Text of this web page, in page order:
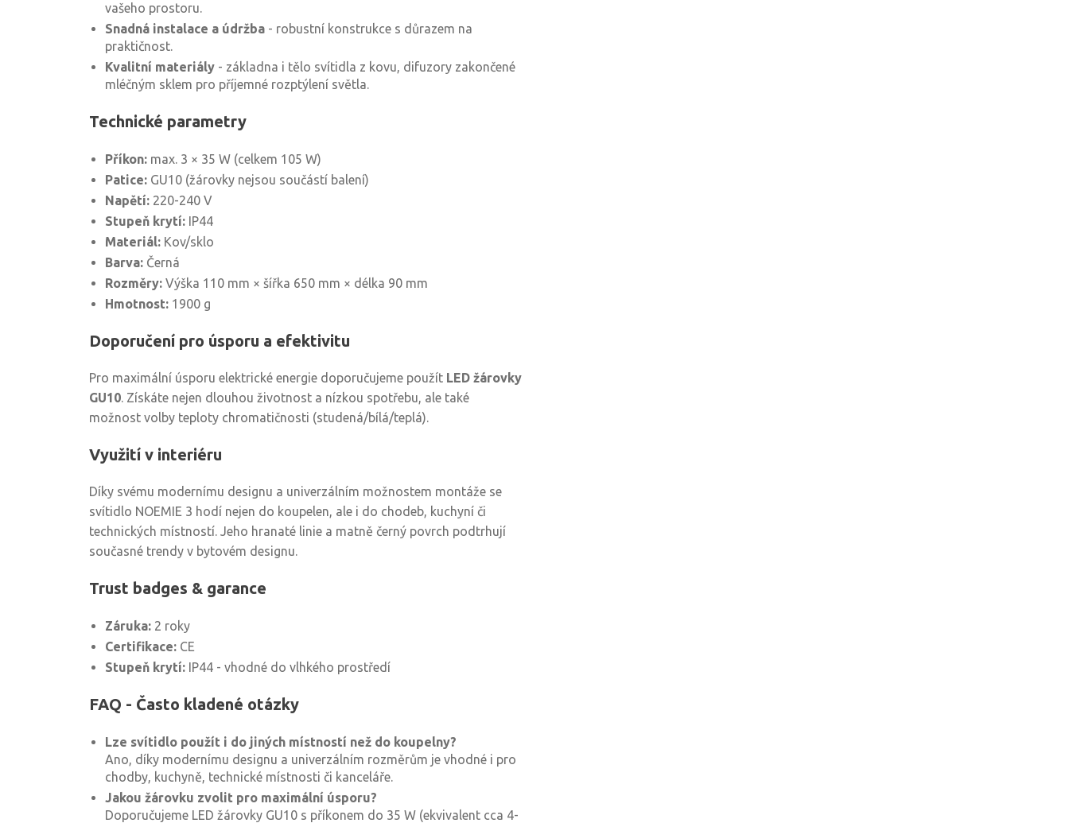
vašeho prostoru.
Snadná instalace a údržba - robustní konstrukce s důrazem na
praktičnost.
Kvalitní materiály - základna i tělo svítidla z kovu, difuzory zakončené
mléčným sklem pro příjemné rozptýlení světla.
Technické parametry
Příkon: max. 3 × 35 W (celkem 105 W)
Patice: GU10 (žárovky nejsou součástí balení)
Napětí: 220-240 V
Stupeň krytí: IP44
Materiál: Kov/sklo
Barva: Černá
Rozměry: Výška 110 mm × šířka 650 mm × délka 90 mm
Hmotnost: 1900 g
Doporučení pro úsporu a efektivitu
Pro maximální úsporu elektrické energie doporučujeme použít LED žárovky
GU10. Získáte nejen dlouhou životnost a nízkou spotřebu, ale také
možnost volby teploty chromatičnosti (studená/bílá/teplá).
Využití v interiéru
Díky svému modernímu designu a univerzálním možnostem montáže se
svítidlo NOEMIE 3 hodí nejen do koupelen, ale i do chodeb, kuchyní či
technických místností. Jeho hranaté linie a matně černý povrch podtrhují
současné trendy v bytovém designu.
Trust badges & garance
Záruka: 2 roky
Certifikace: CE
Stupeň krytí: IP44 - vhodné do vlhkého prostředí
FAQ - Často kladené otázky
Lze svítidlo použít i do jiných místností než do koupelny?
Ano, díky modernímu designu a univerzálním rozměrům je vhodné i pro
chodby, kuchyně, technické místnosti či kanceláře.
Jakou žárovku zvolit pro maximální úsporu?
Doporučujeme LED žárovky GU10 s příkonem do 35 W (ekvivalent cca 4-